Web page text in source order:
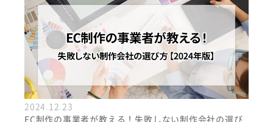
2024.12.23
EC制作の事業者が教える！失敗しない制作会社の選び